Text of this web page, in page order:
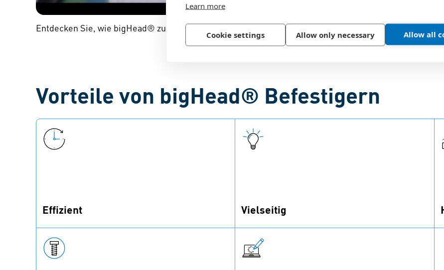
Learn more
Cookie settings Allow only necessary Allow all
Entdecken Sie, wie bigHead® zu einem Designklassiker wurde.
Vorteile von bigHead® Befestigern
Effizient
Produktion.
Vielseitig
werden. Sie eignen sich für diverse
Anwendungen in vielen Branchen.